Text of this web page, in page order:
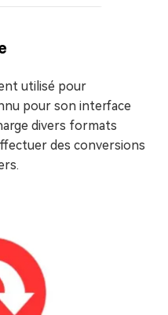
utilisé pour
pour son interface
divers formats
des conversions